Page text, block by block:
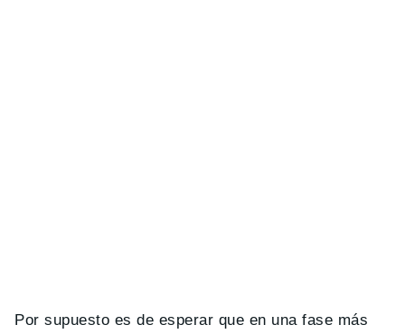
Por supuesto es de esperar que en una fase más